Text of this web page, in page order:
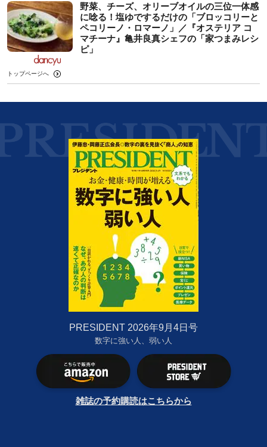
野菜、チーズ、オリーブオイルの三位一体感
に唸る！塩ゆでするだけの「ブロッコリーと
ペコリーノ・ロマーノ」／『オステリア コ
マチーナ』亀井良真シェフの「家つまみレシ
ピ」
トップページへ
PRESIDENT 2026年9月4日号
数字に強い人、弱い人
雑誌の予約購読はこちらから